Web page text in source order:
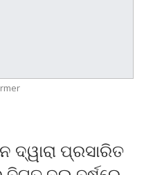
ଦ୍ୱାରା ପ୍ରସାରିତ